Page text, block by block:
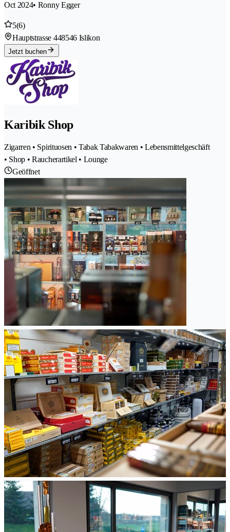
Oct 2024• Ronny Egger
5(6)
Hauptstrasse 448546 Islikon
Jetzt buchen
Karibik Shop
Zigarren • Spirituosen • Tabak Tabakwaren • Lebensmittelgeschäft
• Shop • Raucherartikel • Lounge
Geöffnet